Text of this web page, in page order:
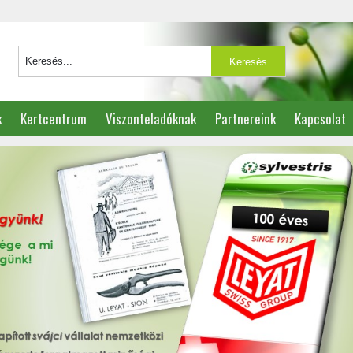
Kertcentrum Viszonteladóknak Partnereink Kapcsolat